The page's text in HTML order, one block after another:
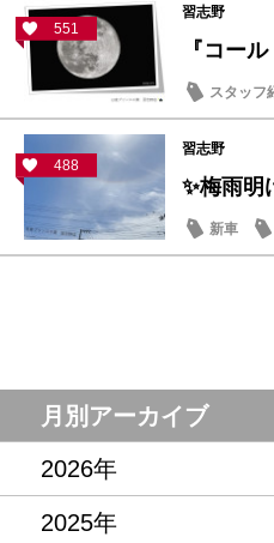
551
習志野
『コー
スタッフ
488
習志野
✨梅雨明
新車
月別アーカイブ
2026年
2025年